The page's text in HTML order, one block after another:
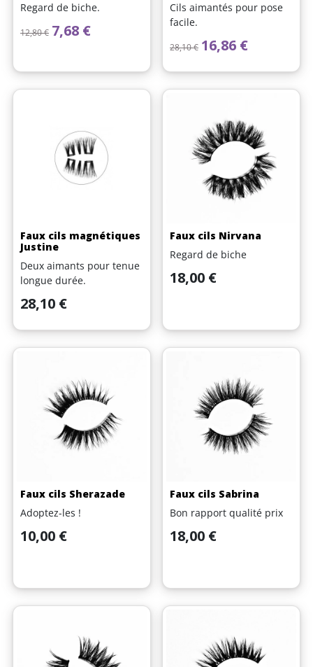
Regard de biche.
Prix de base
12,80 € Prix
7,68 €
Cils aimantés pour pose
facile.
Prix de base
28,10 € Prix
16,86 €
Faux cils magnétiques
Justine
Deux aimants pour tenue
longue durée.
Prix
28,10 €
Faux cils Nirvana
Regard de biche
Prix
18,00 €
Faux cils Sherazade
Adoptez-les !
Prix
10,00 €
Faux cils Sabrina
Bon rapport qualité prix
Prix
18,00 €